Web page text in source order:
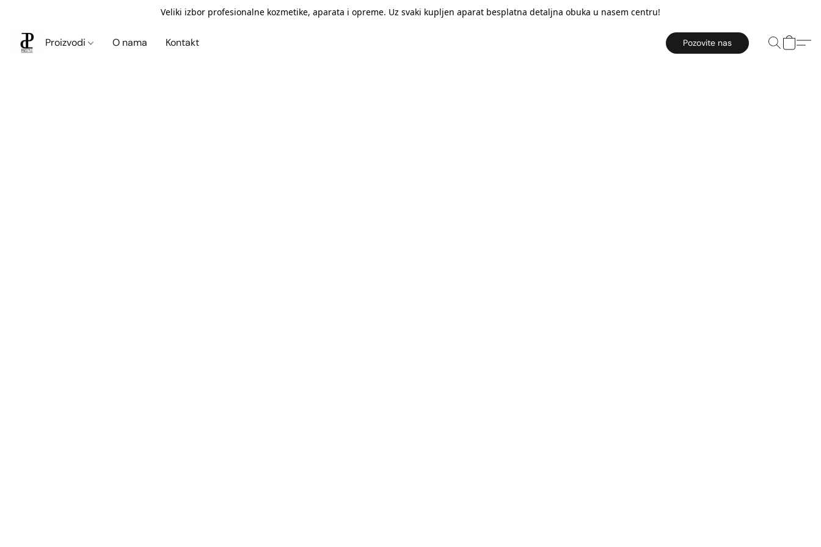
Veliki izbor profesionalne kozmetike, aparata i opreme. Uz svaki kupljen aparat besplatna detaljna obuka u nasem centru!
Proizvodi O nama Kontakt Pozovite nas